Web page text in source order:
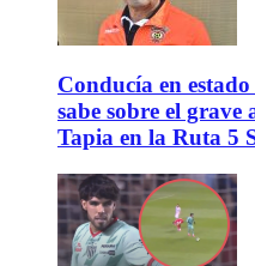
Conducía en
sabe sobre el grave
Tapia en la Ruta 5